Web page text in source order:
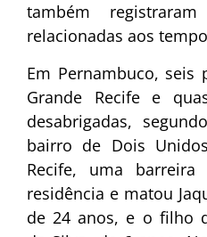
também
relacionadas aos
Em Pernambuco, seis
Grande Recife e
desabrigadas,
bairro de Dois
Recife, uma
residência e matou
de 24 anos, e o filho